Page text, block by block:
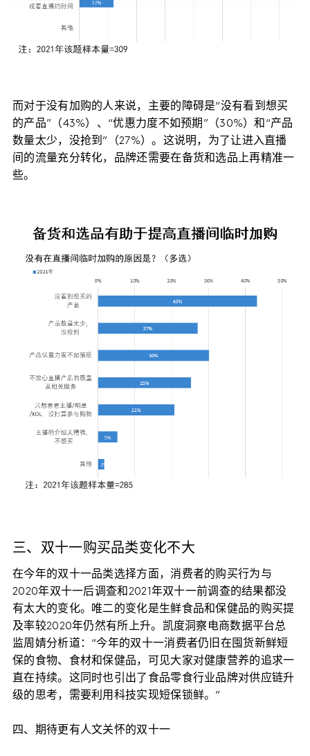
而对于没有加购的人来说，主要的障碍是“没有看到想买
的产品”（43%）、“优惠力度不如预期”（30%）和“产品
数量太少，没抢到”（27%）。这说明，为了让进入直播
间的流量充分转化，品牌还需要在备货和选品上再精准一
些。
三、双十一购买品类变化不大
在今年的双十一品类选择方面，消费者的购买行为与
2020年双十一后调查和2021年双十一前调查的结果都没
有太大的变化。唯二的变化是生鲜食品和保健品的购买提
及率较2020年仍然有所上升。凯度洞察电商数据平台总
监周婧分析道：“今年的双十一消费者仍旧在囤货新鲜短
保的食物、食材和保健品，可见大家对健康营养的追求一
直在持续。这同时也引出了食品零食行业品牌对供应链升
级的思考，需要利用科技实现短保锁鲜。”
四、期待更有人文关怀的双十一